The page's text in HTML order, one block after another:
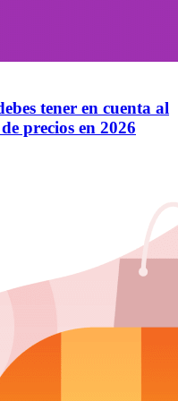
tener en cuenta al
precios en 2026